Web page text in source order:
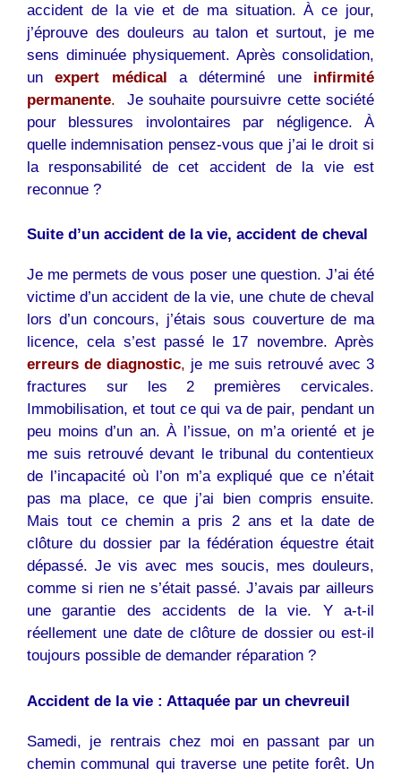
accident de la vie et de ma situation. À ce jour,
j’éprouve des douleurs au talon et surtout, je me
sens diminuée physiquement. Après consolidation,
unexpert médical a déterminé uneinfirmité
permanente.
Je souhaite poursuivre cette société
pour blessures involontaires par négligence. À
quelle indemnisation pensez-vous que j’ai le droit si
la responsabilité de cet accident de la vie est
reconnue ?
Suite d’un accident de la vie, accident de cheval
Je me permets de vous poser une question. J’ai été
victime d’un accident de la vie, une chute de cheval
lors d’un concours, j’étais sous couverture de ma
licence, cela s’est passé le 17 novembre. Après
erreurs de diagnostic, je me suis retrouvé avec 3
fractures sur les 2 premières cervicales.
Immobilisation, et tout ce qui va de pair, pendant un
peu moins d’un an. À l’issue, on m’a orienté et je
me suis retrouvé devant le tribunal du contentieux
de l’incapacité où l’on m’a expliqué que ce n’était
pas ma place, ce que j’ai bien compris ensuite.
Mais tout ce chemin a pris 2 ans et la date de
clôture du dossier par la fédération équestre était
dépassé. Je vis avec mes soucis, mes douleurs,
comme si rien ne s’était passé. J’avais par ailleurs
une garantie des accidents de la vie. Y a-t-il
réellement une date de clôture de dossier ou est-il
toujours possible de demander réparation ?
Accident de la vie : Attaquée par un chevreuil
Samedi, je rentrais chez moi en passant par un
chemin communal qui traverse une petite forêt. Un